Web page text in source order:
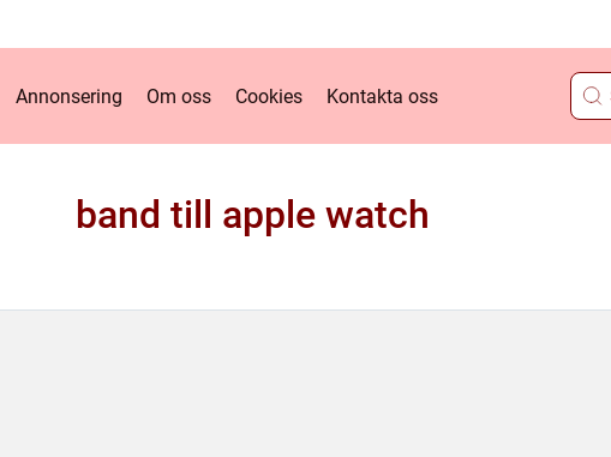
Annonsering Om oss Cookies Kontakta oss
band till apple watch